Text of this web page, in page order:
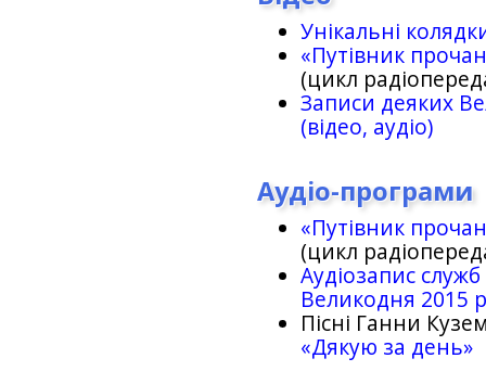
Унікальні
«Путівник
(цикл
Записи деяких
(відео, аудіо)
Аудіо-програми
«Путівник
(цикл
Аудіозапис
Великодня 2015
Пісні Ганни
«Дякую за день»